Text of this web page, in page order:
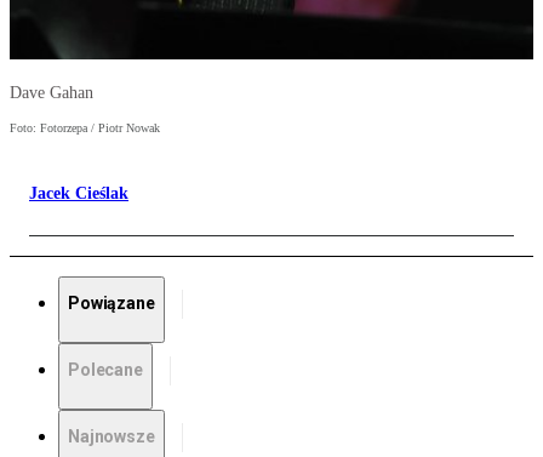
Dave Gahan
Foto: Fotorzepa / Piotr Nowak
Jacek Cieślak
Powiązane
Polecane
Najnowsze